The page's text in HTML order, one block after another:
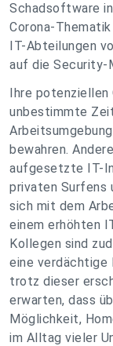
Schadsoftware
Corona-
IT-Abteilungen
auf die Security-
Ihre potenziellen
unbestimmte
bewahren.
aufgesetzte IT-
privaten Surfens
sich mit dem
einem erhöhten
Kollegen sind
eine verdächtige
trotz dieser
erwarten, dass
Möglichkeit,
im Alltag vieler